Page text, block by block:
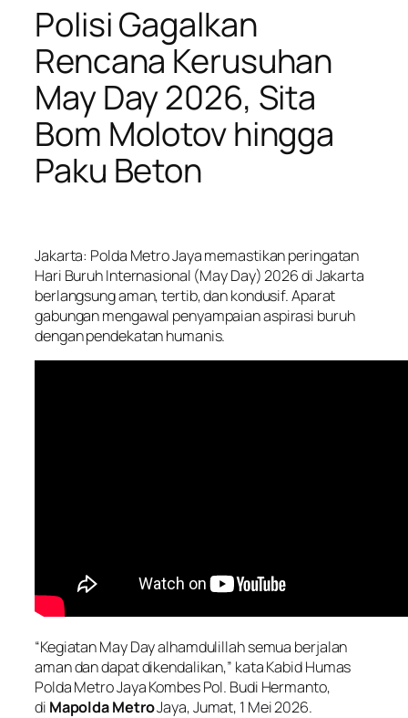
Polisi Gagalkan
Rencana Kerusuhan
May Day 2026, Sita
Bom Molotov hingga
Paku Beton
Jakarta: Polda Metro Jaya memastikan peringatan
Hari Buruh Internasional (May Day) 2026 di Jakarta
berlangsung aman, tertib, dan kondusif. Aparat
gabungan mengawal penyampaian aspirasi buruh
dengan pendekatan humanis.
“Kegiatan May Day alhamdulillah semua berjalan
aman dan dapat dikendalikan,” kata Kabid Humas
Polda Metro Jaya Kombes Pol. Budi Hermanto,
di Mapolda MetroJaya, Jumat, 1 Mei 2026.